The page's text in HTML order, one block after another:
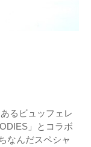
るビュッフェレ
」とコラボ
なんだスペシャ